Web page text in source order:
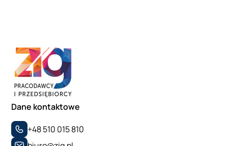
Dane kontaktowe
+48 510 015 810